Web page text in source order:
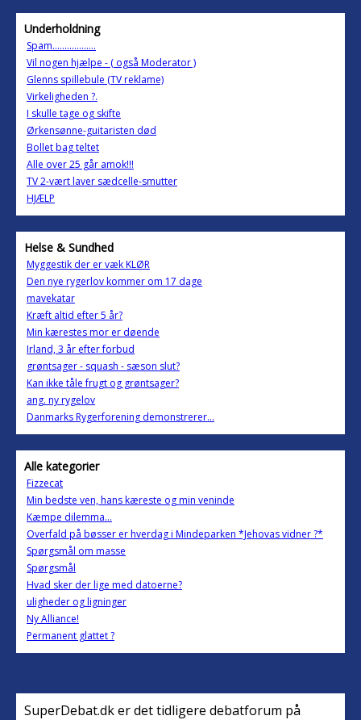
Underholdning
Spam..................
Vil nogen hjælpe - ( også Moderator )
Glenns spillebule (TV reklame)
Virkeligheden ?.
I skulle tage og skifte
Ørkensønne-guitaristen død
Bollet bag teltet
Alle over 25 går amok!!!
TV 2-vært laver sædcelle-smutter
HJÆLP
Helse & Sundhed
Myggestik der er væk KLØR
Den nye rygerlov kommer om 17 dage
mavekatar
Kræft altid efter 5 år?
Min kærestes mor er døende
Irland, 3 år efter forbud
grøntsager - squash - sæson slut?
Kan ikke tåle frugt og grøntsager?
ang. ny rygelov
Danmarks Rygerforening demonstrerer...
Alle kategorier
Fizzecat
Min bedste ven, hans kæreste og min veninde
Kæmpe dilemma...
Overfald på bøsser er hverdag i Mindeparken *Jehovas vidner ?*
Spørgsmål om masse
Spørgsmål
Hvad sker der lige med datoerne?
uligheder og ligninger
Ny Alliance!
Permanent glattet ?
SuperDebat.dk er det tidligere debatforum på